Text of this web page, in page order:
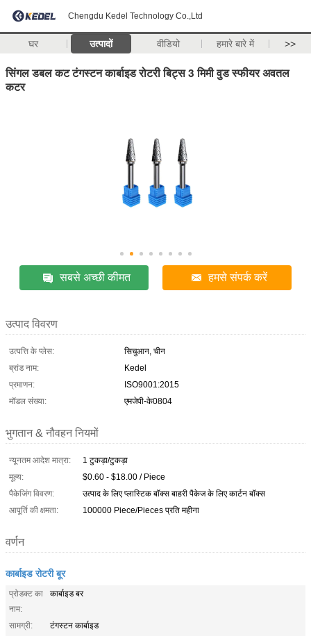
Chengdu Kedel Technology Co.,Ltd
घर उत्पादों वीडियो हमारे बारे में >>
सिंगल डबल कट टंगस्टन कार्बाइड रोटरी बिट्स 3 मिमी वुड स्फीयर अवतल
कटर
सबसे अच्छी कीमत हमसे संपर्क करें
उत्पाद विवरण
उत्पत्ति के प्लेस:
सिचुआन, चीन
ब्रांड नाम:
Kedel
प्रमाणन:
ISO9001:2015
मॉडल संख्या:
एमजेपी-के0804
भुगतान & नौवहन नियमों
न्यूनतम आदेश मात्रा:
1 टुकड़ा/टुकड़ा
मूल्य:
$0.60 - $18.00 / Piece
पैकेजिंग विवरण:
उत्पाद के लिए प्लास्टिक बॉक्स बाहरी पैकेज के लिए कार्टन बॉक्स
आपूर्ति की क्षमता:
100000 Piece/Pieces प्रति महीना
वर्णन
कार्बाइड रोटरी बूर
प्रोडक्ट का
नाम:
कार्बाइड बर
सामग्री:
टंगस्टन कार्बाइड